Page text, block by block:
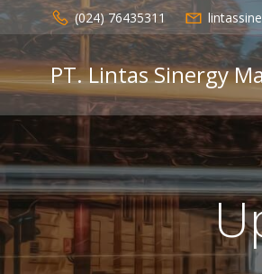
Skip
to
content
(024) 76435311
PT. Lintas Sinergy